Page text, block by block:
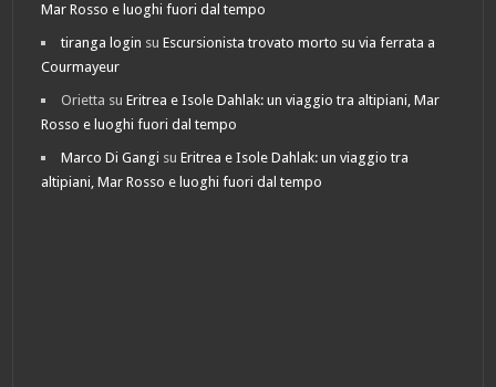
Mar Rosso e luoghi fuori dal tempo
tiranga login suEscursionista trovato morto su via ferrata a
Courmayeur
Orietta suEritrea e Isole Dahlak: un viaggio tra altipiani, Mar
Rosso e luoghi fuori dal tempo
Marco Di Gangi suEritrea e Isole Dahlak: un viaggio tra
altipiani, Mar Rosso e luoghi fuori dal tempo